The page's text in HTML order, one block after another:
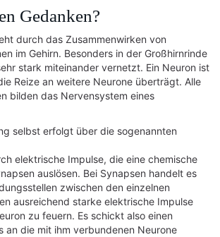
Gedanken?
durch das Zusammenwirken von
im Gehirn. Besonders in der Großhirnrinde
stark miteinander vernetzt. Ein Neuron ist
Reize an weitere Neurone überträgt. Alle
bilden das Nervensystem eines
selbst erfolgt über die sogenannten
elektrische Impulse, die eine chemische
auslösen. Bei Synapsen handelt es
zwischen den einzelnen
ausreichend starke elektrische Impulse
zu feuern. Es schickt also einen
an die mit ihm verbundenen Neurone